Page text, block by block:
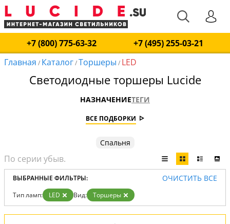
+7 (800) 775-63-32
+7 (495) 255-03-21
Главная / Каталог/Торшеры / LED
Светодиодные торшеры Lucide
НАЗНАЧЕНИЕТЕГИ
ВСЕ ПОДБОРКИ
Спальня
ВЫБРАННЫЕ ФИЛЬТРЫ: ОЧИСТИТЬ ВСЕ
Тип ламп: LED Вид: Торшеры